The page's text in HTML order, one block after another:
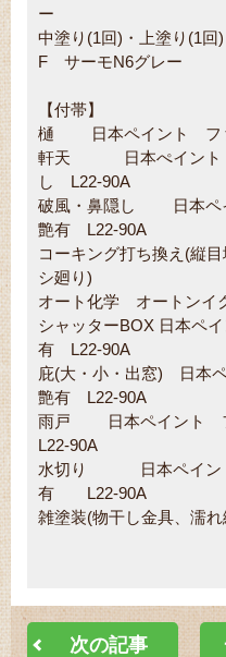
ー
中塗り(1回)・上塗り(1
F サーモN6グレー
【付帯】
樋 日本ペイント フ
軒天 日本ぺイント
し L22-90A
破風・鼻隠し 日本
艶有 L22-90A
コーキング打ち換え(縦
シ廻り)
オート化学 オートン
シャッターBOX 日本
有 L22-90A
庇(大・小・出窓) 日
艶有 L22-90A
雨戸 日本ペイン
L22-90A
水切り 日本ペイ
有 L22-90A
雑塗装(物干し金具、濡
次の記事